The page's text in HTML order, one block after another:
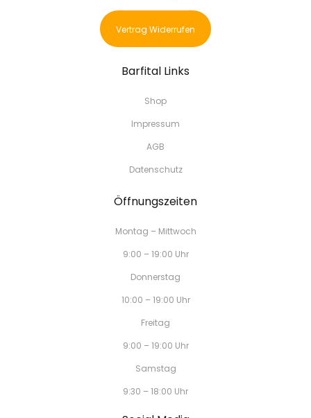
Vertrag Widerrufen
Barfital Links
Shop
Impressum
AGB
Datenschutz
Öffnungszeiten
Montag – Mittwoch
9:00 – 19:00 Uhr
Donnerstag
10:00 – 19:00 Uhr
Freitag
9:00 – 19:00 Uhr
Samstag
9:30 – 18:00 Uhr